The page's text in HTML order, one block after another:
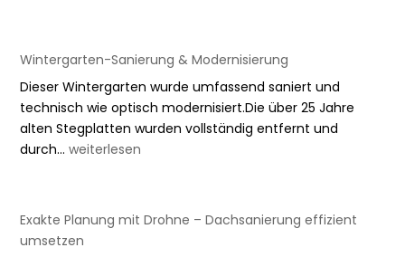
Wintergarten-Sanierung & Modernisierung
Dieser Wintergarten wurde umfassend saniert und
technisch wie optisch modernisiert.Die über 25 Jahre
alten Stegplatten wurden vollständig entfernt und
durch…Wintergarten-
Modernisierung
weiterlesen
Exakte Planung mit Drohne – Dachsanierung effizient
umsetzen